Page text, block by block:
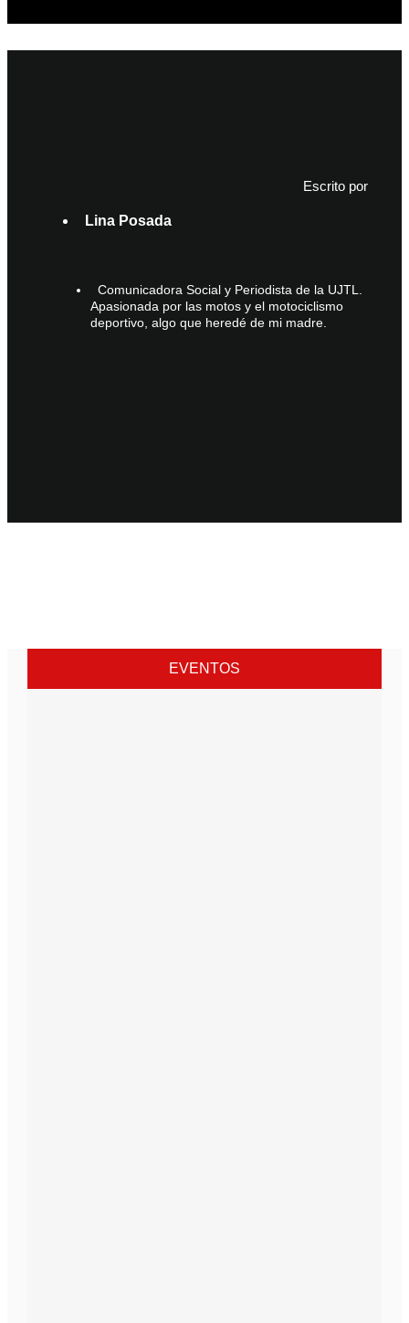
Escrito por
Lina Posada
Comunicadora Social y Periodista de la UJTL.
Apasionada por las motos y el motociclismo
deportivo, algo que heredé de mi madre.
EVENTOS